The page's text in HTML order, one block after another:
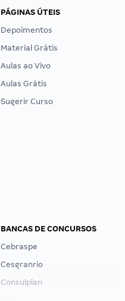
PÁGINAS ÚTEIS
Depoimentos
Material Grátis
Aulas ao Vivo
Aulas Grátis
Sugerir Curso
BANCAS DE CONCURSOS
Cebraspe
Cesgranrio
Consulplan